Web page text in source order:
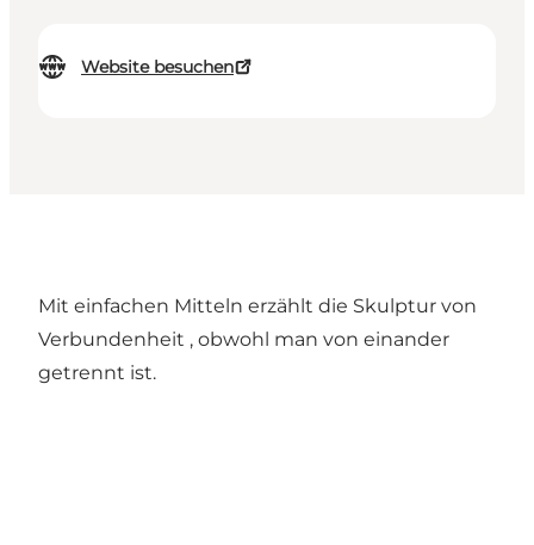
Website besuchen
Mit einfachen Mitteln erzählt die Skulptur von
Verbundenheit , obwohl man von einander
getrennt ist.